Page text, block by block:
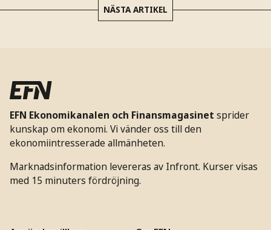
NÄSTA ARTIKEL
EFN Ekonomikanalen och Finansmagasinet sprider
kunskap om ekonomi. Vi vänder oss till den
ekonomiintresserade allmänheten.
Marknadsinformation levereras av Infront. Kurser visas
med 15 minuters fördröjning.